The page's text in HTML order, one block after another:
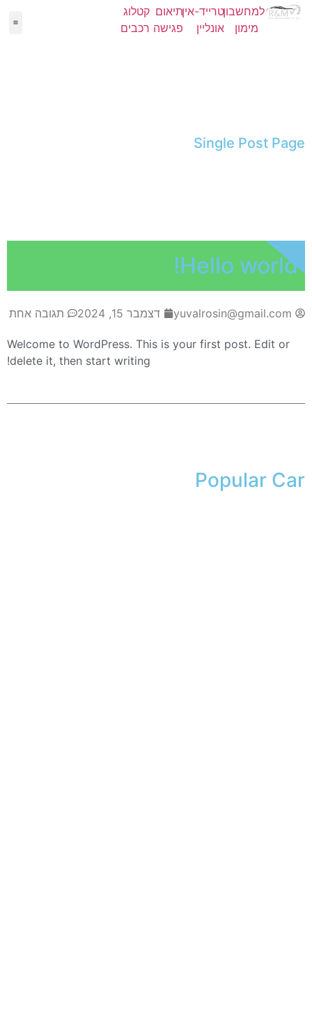
למחשבון
מימון
טרייד-אין
אונליין
תיאום
פגישה
קטלוג
רכבים
Single Post Page
Hello world!
yuvalrosin@gmail.com דצמבר 15, 2024 תגובה אחת
Welcome to WordPress. This is your first post. Edit or
delete it, then start writing!
Popular Car